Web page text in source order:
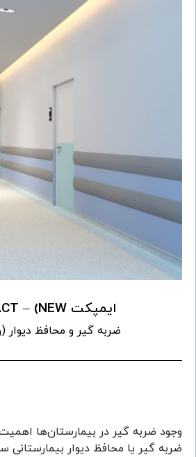
ایمپکت IMPACT – (NEW)
ضربه گیر و محافظ دیوار
وجود ضربه گیر در بیمارستان‌ها اهمیت
ضربه گیر یا محافظ دیوار